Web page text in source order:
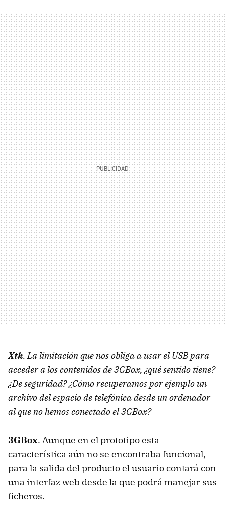
Xtk. La limitación que nos obliga a usar elUSBpara
acceder a los contenidos de 3GBox, ¿qué sentido tiene?
¿De seguridad? ¿Cómo recuperamos por ejemplo un
archivo del espacio de telefónica desde un ordenador
al que no hemos conectado el 3GBox?
3GBox. Aunque en el prototipo esta
característica aún no se encontraba funcional,
para la salida del producto el usuario contará con
una interfaz web desde la que podrá manejar sus
ficheros.